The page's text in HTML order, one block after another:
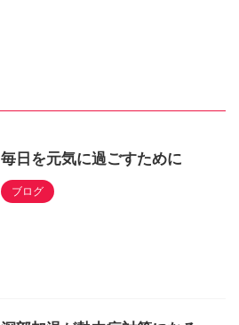
毎日を元気に過ごすために
ブログ